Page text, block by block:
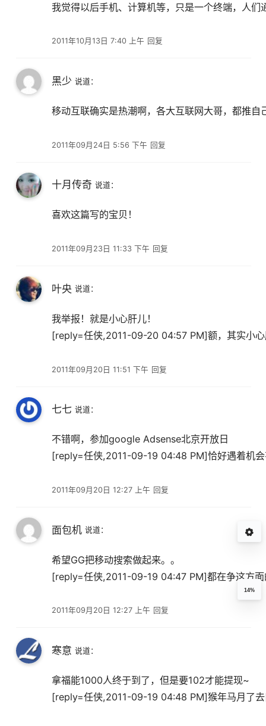
2011年10月13日 7:40 上午
我觉得以后手机、计算机等，只是一个终端，人
回复
黑少 说道：
2011年09月24日 5:56 下午
移动互联确实是热潮啊，各大互联网大哥，都推自
回复
十月传奇 说道：
2011年09月23日 11:33 下午
喜欢这篇写的宝贝！
回复
叶央 说道：
2011年09月20日 11:51 下午
我举报！就是小心肝儿！
[reply=任侠,2011-09-20 04:57 PM]额，其实小
回复
七七 说道：
2011年09月20日 12:27 上午
不错啊，参加google Adsense北京开放日
[reply=任侠,2011-09-19 04:48 PM]恰好遇着机
回复
面包机 说道：
2011年09月20日 12:27 上午
希望GG把移动搜索做起来。。
[reply=任侠,2011-09-19 04:47 PM]都在争这方
回复
寒意 说道：
拿福能1000人终于到了，但是要102才能提现~
[reply=任侠,2011-09-19 04:48 PM]猴年马月了
14%